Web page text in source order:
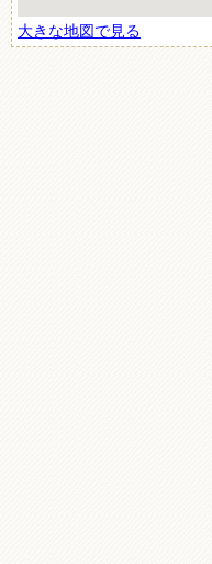
大きな地図で見る